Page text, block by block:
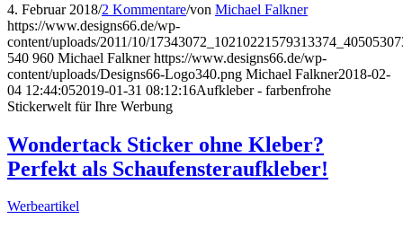
4. Februar 2018/2 Kommentare/von Michael Falkner
https://www.designs66.de/wp-
content/uploads/2011/10/
540 960 Michael Falkner https://www.designs66.de/wp-
content/uploads/Designs66-Logo340.png Michael Falkner2018-02-
04 12:44:052019-01-31 08:12:16Aufkleber - farbenfrohe
Stickerwelt für Ihre Werbung
Wondertack Sticker ohne Kleber?
Perfekt als Schaufensteraufkleber!
Werbeartikel